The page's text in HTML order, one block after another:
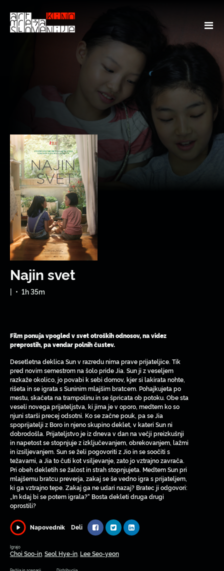
Najin svet
| • 1h 35m
Film ponuja vpogled v svet otroških odnosov, na videz
preprostih, pa vendar polnih čustev.
Desetletna deklica Sun v razredu nima prave prijateljice. Tik
pred novim semestrom na šolo pride Jia. Sun ji z veseljem
razkaže okolico, jo povabi k sebi domov, kjer si lakirata nohte,
rišeta in se igrata s Suninim mlajšim bratcem. Pohajkujeta po
mestu, skačeta na trampolinu in se špricata ob potoku. Obe sta
veseli novega prijateljstva, ki jima je v oporo, medtem ko so
njuni starši precej odsotni. Ko se začne pouk, pa se Jia
spoprijatelji z Boro in njeno skupino deklet, v kateri Sun ni
dobrodošla. Prijateljstvo je iz dneva v dan na večji preizkušnji
in napetost se stopnjuje z izključevanjem, obrekovanjem, lažmi
in izsiljevanjem. Sun se želi pogovoriti z Jio in se soočiti s
težavami, a Jia to čuti kot vsiljevanje, zato jo vztrajno zavrača.
Pri obeh dekletih se žalost in strah stopnjujeta. Medtem Sun pri
mlajšemu bratcu preverja, zakaj se še vedno igra s prijateljem,
ki ga vztrajno tepe. Zakaj ga ne udari nazaj? Bratec ji odgovori:
„In kdaj bi se potem igrala?“ Bosta dekleti druga drugi
oprostili?
Napovednik Deli
Igrajo
Choi Soo-in Seol Hye-in Lee Seo-yeon